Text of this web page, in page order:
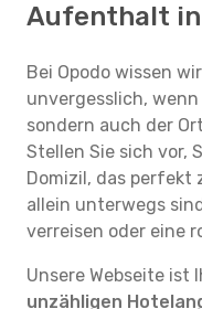
Aufenthalt in
Bei Opodo wissen
unvergesslich,
sondern auch der
Stellen Sie sich vor,
Domizil, das perfekt
allein unterwegs
verreisen oder eine
Unsere Webseite ist
unzähligen